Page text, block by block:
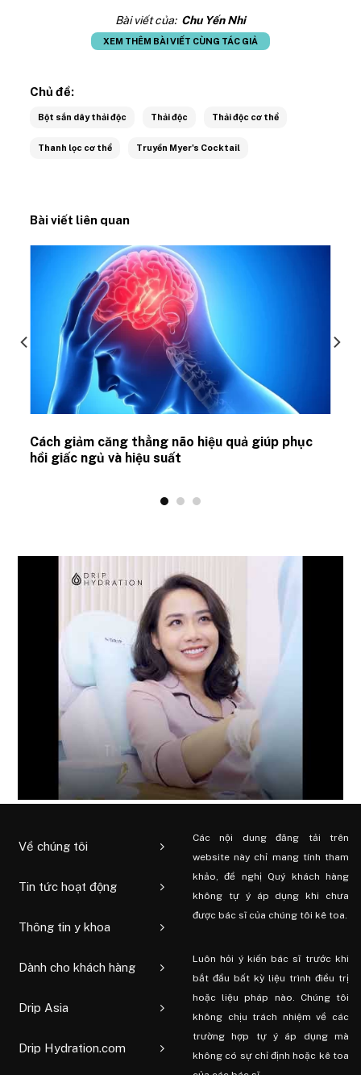
Bài viết của: Chu Yến Nhi
XEM THÊM BÀI VIẾT CÙNG TÁC GIẢ
Chủ đề:
Bột sắn dây thải độc Thải độc Thải độc cơ thể
Thanh lọc cơ thể Truyền Myer's Cocktail
Bài viết liên quan
Cách giảm căng thẳng não hiệu quả giúp phục
hồi giấc ngủ và hiệu suất
Về chúng tôi
Tin tức hoạt động
Thông tin y khoa
Dành cho khách hàng
Drip Asia
Drip Hydration.com
Các nội dung đăng tải trên
website này chỉ mang tính tham
khảo, đề nghị Quý khách hàng
không tự ý áp dụng khi chưa
được bác sĩ của chúng tôi kê toa.
Luôn hỏi ý kiến ​​bác sĩ trước khi
bắt đầu bất kỳ liệu trình điều trị
hoặc liệu pháp nào. Chúng tôi
không chịu trách nhiệm về các
trường hợp tự ý áp dụng mà
không có sự chỉ định hoặc kê toa